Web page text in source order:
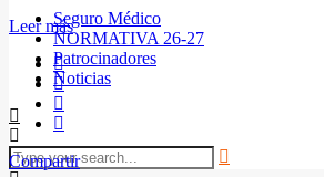
Seguro Médico
NORMATIVA 26-27
Patrocinadores
Noticias
Leer más
Compartir